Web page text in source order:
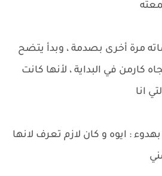
مرة أخرى بصدمة ، وبدأ يتضح
كارمن في البداية ، لأنها كانت
انا
: ايوه و كان لازم تعرف لانها